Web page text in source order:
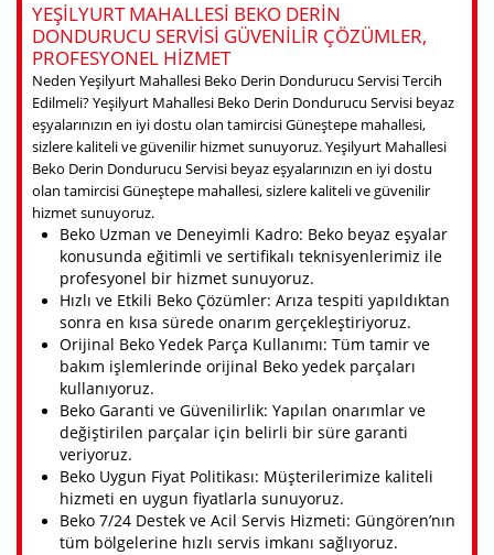
YEŞILYURT MAHALLESI BEKO DERIN
DONDURUCU SERVISI GÜVENILIR ÇÖZÜMLER,
PROFESYONEL HIZMET
Neden Yeşilyurt Mahallesi Beko Derin Dondurucu Servisi Tercih
Edilmeli? Yeşilyurt Mahallesi Beko Derin Dondurucu Servisi beyaz
eşyalarınızın en iyi dostu olan tamircisi Güneştepe mahallesi,
sizlere kaliteli ve güvenilir hizmet sunuyoruz. Yeşilyurt Mahallesi
Beko Derin Dondurucu Servisi beyaz eşyalarınızın en iyi dostu
olan tamircisi Güneştepe mahallesi, sizlere kaliteli ve güvenilir
hizmet sunuyoruz.
Beko Uzman ve Deneyimli Kadro: Beko beyaz eşyalar
konusunda eğitimli ve sertifikalı teknisyenlerimiz ile
profesyonel bir hizmet sunuyoruz.
Hızlı ve Etkili Beko Çözümler: Arıza tespiti yapıldıktan
sonra en kısa sürede onarım gerçekleştiriyoruz.
Orijinal Beko Yedek Parça Kullanımı: Tüm tamir ve
bakım işlemlerinde orijinal Beko yedek parçaları
kullanıyoruz.
Beko Garanti ve Güvenilirlik: Yapılan onarımlar ve
değiştirilen parçalar için belirli bir süre garanti
veriyoruz.
Beko Uygun Fiyat Politikası: Müşterilerimize kaliteli
hizmeti en uygun fiyatlarla sunuyoruz.
Beko 7/24 Destek ve Acil Servis Hizmeti: Güngören’nın
tüm bölgelerine hızlı servis imkanı sağlıyoruz.